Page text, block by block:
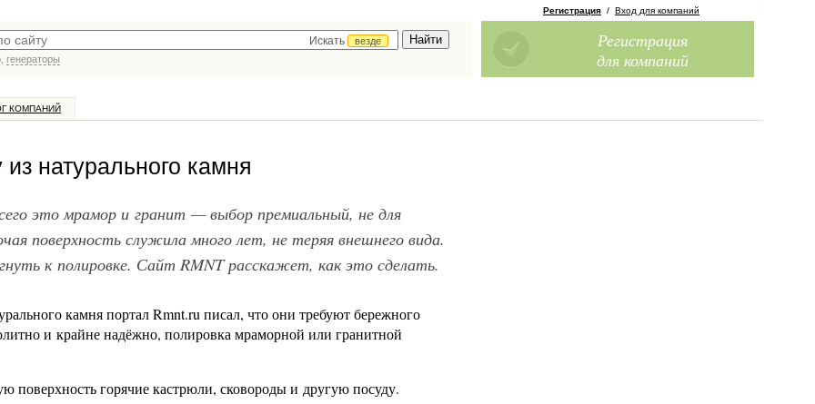
Искать
везде
генераторы
Регистрация / Вход для компаний
Регистрация
для компаний
КОМПАНИЙ
натурального камня
это мрамор и гранит — выбор премиальный, не для
поверхность служила много лет, не теряя внешнего вида.
к полировке. Сайт RMNT расскажет, как это сделать.
камня портал Rmnt.ru писал, что они требуют бережного
и крайне надёжно, полировка мраморной или гранитной
поверхность горячие кастрюли, сковороды и другую посуду.